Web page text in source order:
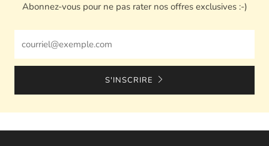
Abonnez-vous pour ne pas rater nos offres exclusives :-)
S'INSCRIRE